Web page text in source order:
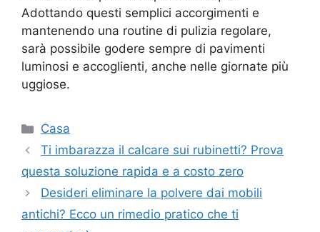
Adottando questi semplici accorgimenti e
mantenendo una routine di pulizia regolare,
sarà possibile godere sempre di pavimenti
luminosi e accoglienti, anche nelle giornate più
uggiose.
Categorie
Casa
Ti imbarazza il calcare sui rubinetti? Prova
questa soluzione rapida e a costo zero
Desideri eliminare la polvere dai mobili
antichi? Ecco un rimedio pratico che ti